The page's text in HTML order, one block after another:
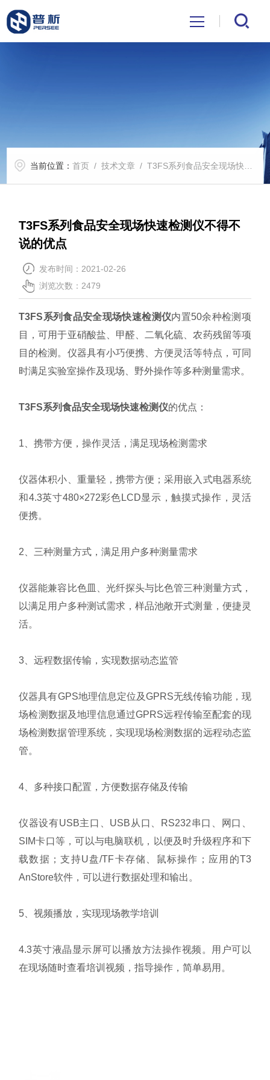
公司新闻
当前位置：首页 /技术文章 / T3FS系列食品安全现场快速检测仪不得不说的优点
T3FS系列食品安全现场快速检测仪不得不
说的优点
发布时间：2021-02-26
浏览次数：2479
T3FS系列食品安全现场快速检测仪内置50余种检测项
目，可用于亚硝酸盐、甲醛、二氧化硫、农药残留等项
目的检测。 仪器具有小巧便携、方便灵活等特点，可同
时满足实验室操作及现场、野外操作等多种测量需求。
T3FS系列食品安全现场快速检测仪的优点：
1、携带方便，操作灵活，满足现场检测需求
仪器体积小、重量轻，携带方便；采用嵌入式电器系统
和4.3英寸480×272彩色LCD显示，触摸式操作，灵活
便携。
2、三种测量方式，满足用户多种测量需求
仪器能兼容比色皿、光纤探头与比色管三种测量方式，
以满足用户多种测试需求，样品池敞开式测量，便捷灵
活。
3、远程数据传输，实现数据动态监管
仪器具有GPS地理信息定位及GPRS无线传输功能，现
场检测数据及地理信息通过GPRS远程传输至配套的现
场检测数据管理系统，实现现场检测数据的远程动态监
管。
4、多种接口配置，方便数据存储及传输
仪器设有USB主口、USB从口、RS232串口、网口、
SIM卡口等，可以与电脑联机，以便及时升级程序和下
载数据；支持U盘/TF卡存储、鼠标操作； 应用的T3
AnStore软件，可以进行数据处理和输出。
5、视频播放，实现现场教学培训
4.3英寸液晶显示屏可以播放方法操作视频。用户可以
在现场随时查看培训视频，指导操作，简单易用。